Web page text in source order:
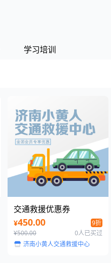
学习培训
交通救援优惠券
¥450.00
9折
¥500.00
0人已买过
济南小黄人交通救援中心